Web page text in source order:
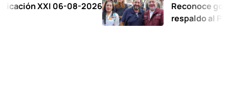
XXI 06-08-2026
Reconoce
respaldo al Plan de la